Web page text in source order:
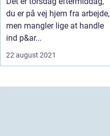
du er på vej hjem fra arbejde,
men mangler lige at handle
ind p&ar...
22 august 2021